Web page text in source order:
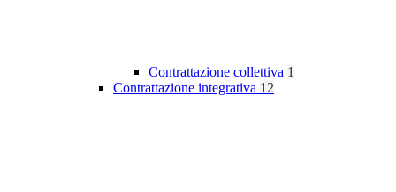
Contrattazione collettiva 1
Contrattazione integrativa 12